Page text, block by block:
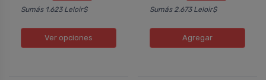
Sumás 1.623 Leloir$
Ver opciones
Sumás 2.673 Leloir$
Agregar